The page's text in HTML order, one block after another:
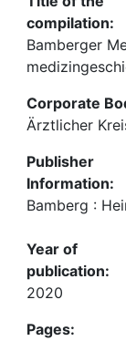
compilation:
Bamberger
Corporate
Ärztlicher
Publisher
Information:
Bamberg :
Year of
publication:
2020
Pages: